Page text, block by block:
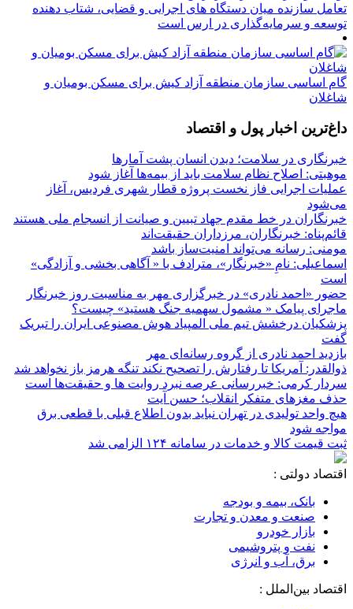
تعامل سازنده میان دستگاه‌ های اجرایی و قضایی، شتاب‌ دهنده
توسعه و سرمایه‌گذاری در ارس است
گام اساسی سازمان منطقه آزاد کیش برای مسکن بومیان و
شاغلان
داغ‌ترین اخبار پول و اقتصاد
خبرنگاری در سلامت؛ دیدن انسان پشت آمارها
موهبتی: اصلاح نظام سلامت باید از بیمه‌ها آغاز شود
عملیات اجرایی فاز نخست پروژه قطار شهری فردیس، آغاز
می‌شود
خبرنگاران در خط مقدم جهاد تبیین و صیانت از انسجام ملی هستند
قائم‌پناه: ‏خبرنگاران، مرزداران حقیقت‌اند
مومنی: رسانه می‌تواند امنیت‌ساز باشد
اسماعیلی: نامِ «خبرنگار»، مترادف با « آگاهی بخشی و آزادگی»
است
حضور «احمد نادری» در خبرگزاری مهر به مناسبت روز خبرنگار
ماجرای پیامک « مشمول سهمیه جنگ هستید» چیست؟
پزشکیان درخشش تیم ملی المپیاد هوش مصنوعی ایران را تبریک
گفت
بازدید احمد نادری از گروه رسانه‌ای مهر
ذوالقدر: آمریکا تا رفتارش را تصحیح نکند تنگه هرمز باز نخواهد شد
سردار کرمی: خبررسانی عرصه نبرد روایت ها و حقیقت‌ها است
حذف مغزهای متفکر انقلاب؛ حسن آیت
هیچ واحد تولیدی در تهران نباید بدون اطلاع قبلی با قطعی برق
مواجه شود
ثبت قیمت کالا و خدمات در سامانه ۱۲۴ الزامی شد
اقتصاد دولتی :
بانک، بیمه و بودجه
صنعت و معدن و تجارت
بازار خودرو
نفت و پتروشیمی
برق، آب و انرژی
اقتصاد بین‌الملل :